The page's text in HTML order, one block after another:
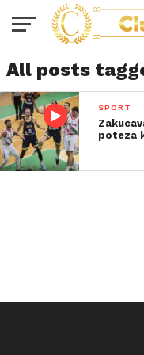
All posts
SPORT
poteza